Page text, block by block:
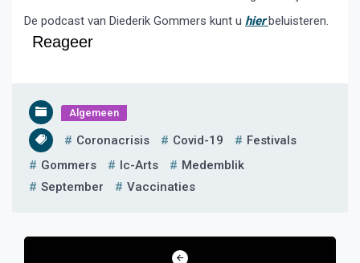
De podcast van Diederik Gommers kunt u hier beluisteren.
Reageer
Algemeen
Coronacrisis Covid-19
Festivals
Gommers
Ic-Arts
Medemblik
September
Vaccinaties
Bericht